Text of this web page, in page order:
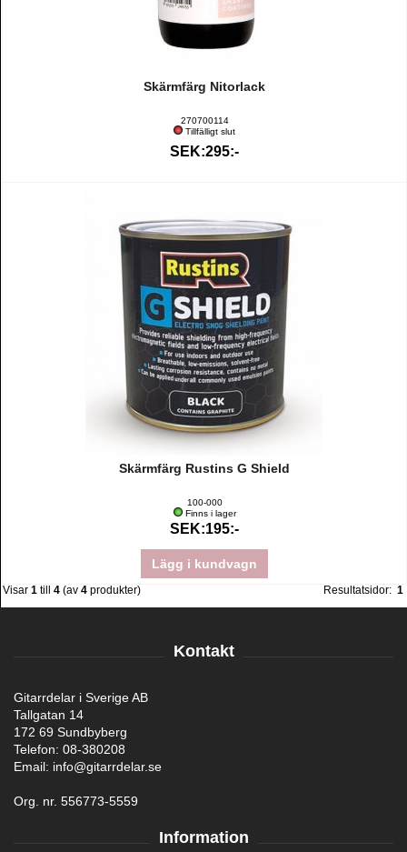
Skärmfärg Nitorlack
270700114
Tillfälligt slut
SEK:295:-
Skärmfärg Rustins G Shield
100-000
Finns i lager
SEK:195:-
Lägg i kundvagn
Visar 1 till 4 (av 4 produkter) Resultatsidor: 1
Kontakt
Gitarrdelar i Sverige AB
Tallgatan 14
172 69 Sundbyberg
Telefon: 08-380208
Email: info@gitarrdelar.se
Org. nr. 556773-5559
Information